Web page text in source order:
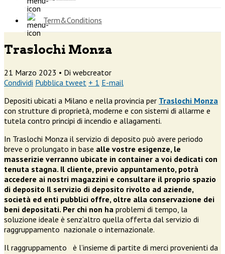
Term&Conditions
Traslochi Monza
21 Marzo 2023 • Di webcreator
Condividi Pubblica tweet + 1 E-mail
Depositi ubicati a Milano e nella provincia per Traslochi Monza
con strutture di proprietà, moderne e con sistemi di allarme e
tutela contro principi di incendio e allagamenti.
In Traslochi Monza il servizio di deposito può avere periodo
breve o prolungato in base alle vostre esigenze, le
masserizie verranno ubicate in container a voi dedicati con
tenuta stagna. Il cliente, previo appuntamento, potrà
accedere ai nostri magazzini e consultare il proprio spazio
di deposito Il servizio di deposito rivolto ad aziende,
società ed enti pubblici offre, oltre alla conservazione dei
beni depositati. Per chi non ha problemi di tempo, la
soluzione ideale è senz’altro quella offerta dal servizio di
raggruppamento nazionale o internazionale.
Il raggruppamento è l’insieme di partite di merci provenienti da